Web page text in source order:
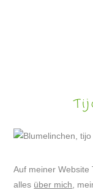
Auf meiner Website
alles über mich ,